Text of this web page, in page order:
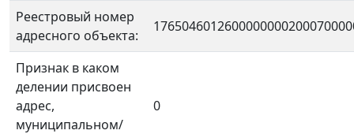
Реестровый номер
адресного объекта:
Признак в каком
делении присвоен
адрес,
муниципальном/
0